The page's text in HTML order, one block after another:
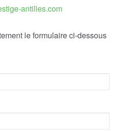
antilles.com
le formulaire ci-dessous